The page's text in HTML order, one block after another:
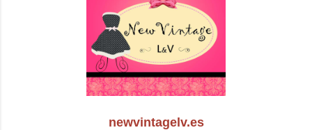
newvintagelv.es